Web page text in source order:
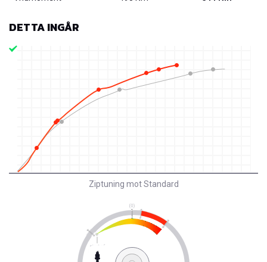
DETTA INGÅR
Ziptuning mot Standard